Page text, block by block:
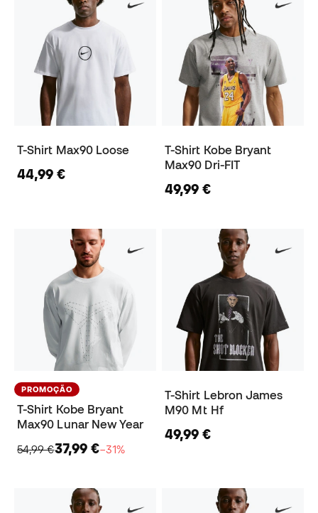
T-Shirt Max90 Loose
44,99 €
T-Shirt Kobe Bryant
Max90 Dri-FIT
49,99 €
PROMOÇÃO
T-Shirt Kobe Bryant
Max90 Lunar New Year
54,99 €37,99 €−31%
T-Shirt Lebron James
M90 Mt Hf
49,99 €